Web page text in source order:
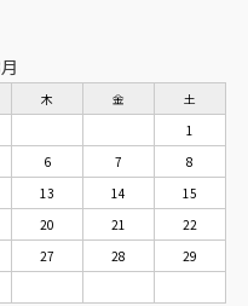
木 金
土
1
6 7
8
13 14
15
20 21
22
27 28
29